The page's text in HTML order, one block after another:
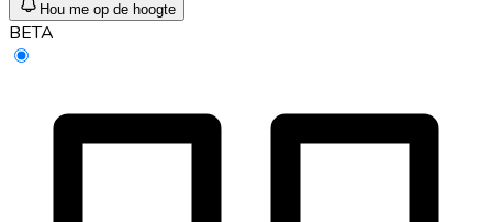
Hou me op de hoogte
BETA